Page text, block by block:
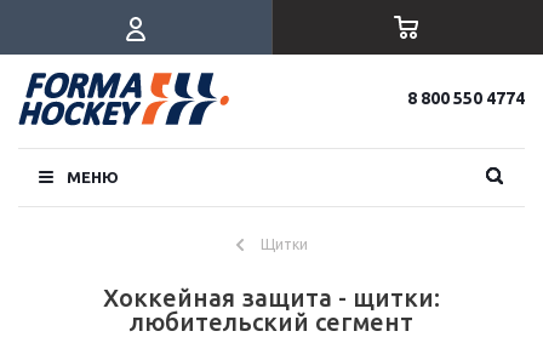
8 800 550 4774
МЕНЮ
Щитки
Хоккейная защита - щитки:
любительский сегмент